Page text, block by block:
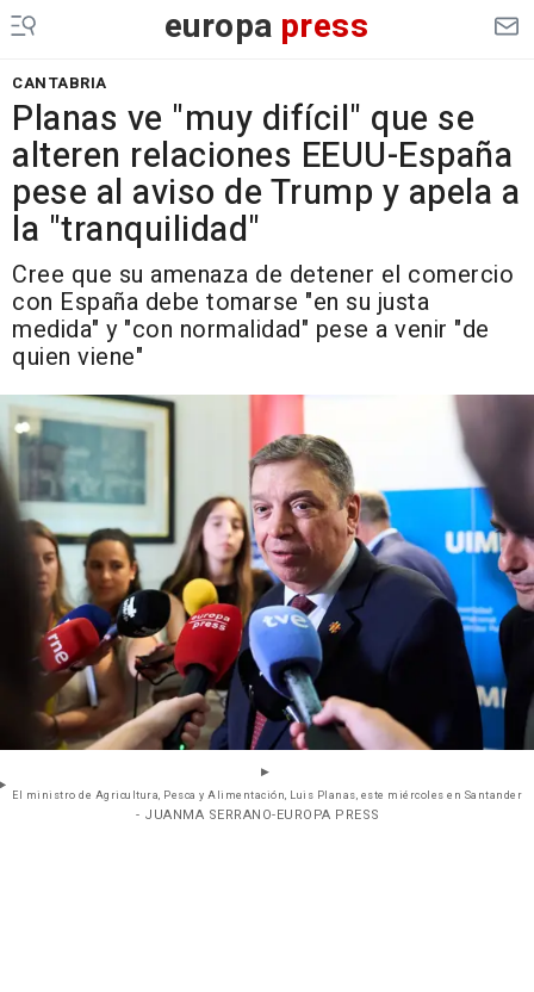
europa press
CANTABRIA
Planas ve "muy difícil" que se
alteren relaciones EEUU-España
pese al aviso de Trump y apela a
la "tranquilidad"
Cree que su amenaza de detener el comercio
con España debe tomarse "en su justa
medida" y "con normalidad" pese a venir "de
quien viene"
El ministro de Agricultura, Pesca y Alimentación, Luis Planas, este miércoles en Santander
- JUANMA SERRANO-EUROPA PRESS